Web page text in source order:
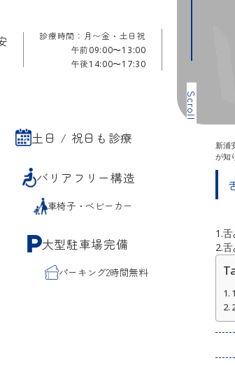
診療時間：月〜金・土日祝
午前09:00〜13:00
午後14:00〜17:30
土日 / 祝日も診療
バリアフリー構造
車椅子・ベビーカー
大型駐車場完備
パーキング2時間無料
Scroll
新浦
が知
1.
2.